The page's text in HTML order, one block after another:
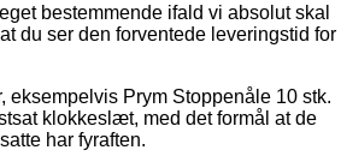
bestemmende ifald vi absolut skal
du ser den forventede leveringstid for
Prym Stoppenåle 10 stk.
klokkeslæt, med det formål at de
har fyraften.